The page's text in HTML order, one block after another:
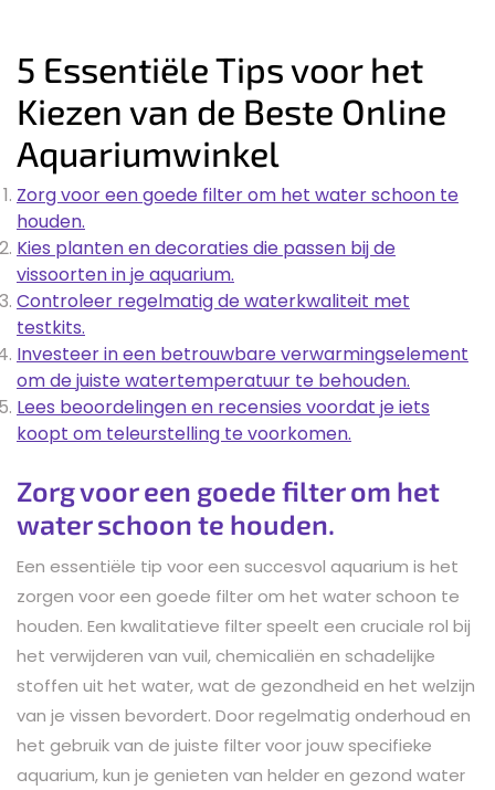
5 Essentiële Tips voor het
Kiezen van de Beste Online
Aquariumwinkel
Zorg voor een goede filter om het water schoon te
houden.
Kies planten en decoraties die passen bij de
vissoorten in je aquarium.
Controleer regelmatig de waterkwaliteit met
testkits.
Investeer in een betrouwbare verwarmingselement
om de juiste watertemperatuur te behouden.
Lees beoordelingen en recensies voordat je iets
koopt om teleurstelling te voorkomen.
Zorg voor een goede filter om het
water schoon te houden.
Een essentiële tip voor een succesvol aquarium is het
zorgen voor een goede filter om het water schoon te
houden. Een kwalitatieve filter speelt een cruciale rol bij
het verwijderen van vuil, chemicaliën en schadelijke
stoffen uit het water, wat de gezondheid en het welzijn
van je vissen bevordert. Door regelmatig onderhoud en
het gebruik van de juiste filter voor jouw specifieke
aquarium, kun je genieten van helder en gezond water